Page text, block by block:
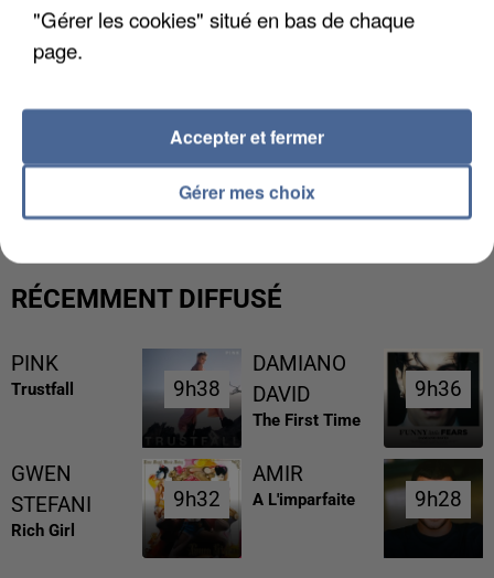
UN SECOND CADRE DE LA DZ MAFIA
INTERPELLÉ EN ALGÉRIE
RÉCEMMENT DIFFUSÉ
PINK
Trustfall 9h38
9h38
DAMIANO
DAVID
The First Time
9h36
9h36
GWEN
STEFANI
Rich Girl
9h32
9h32
AMIR
A L'imparfaite 9h28
9h28
"Gérer les cookies" situé en bas de chaque
page.
Gérer mes choix
Accepter et fermer